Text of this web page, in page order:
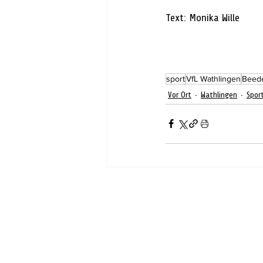
Text: Monika Wille
sportVfL Wathlingen
Vor Ort Wathlingen Sport